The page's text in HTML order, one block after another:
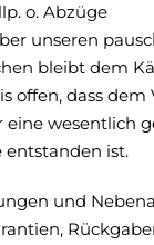
o. Abzüge
unseren
bleibt dem
offen, dass dem
eine wesentlich
entstanden ist.
und